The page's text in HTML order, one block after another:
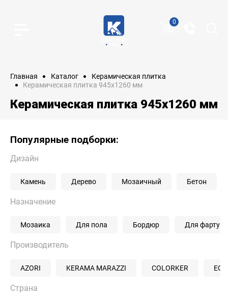
0
Главная Каталог
Керамическая плитка
Керамическая плитка 945x1260 мм
Керамическая плитка 945x1260 мм
Популярные подборки:
Дизайн
Камень Дерево Мозаичный Бетон
Назначение
Мозаика Для пола Бордюр Для фартука
Производитель
AZORI KERAMA MARAZZI COLORKER
Страна